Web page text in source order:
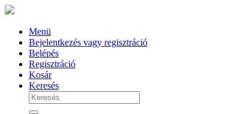
Menü
Bejelentkezés vagy regisztráció
Belépés
Regisztráció
Kosár
Keresés